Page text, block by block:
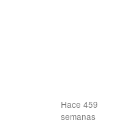
Hace 459
semanas